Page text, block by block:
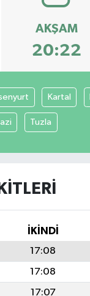
AKŞAM
20:22
Kartal
Tuzla
İKINDI
17:08
17:08
17:07